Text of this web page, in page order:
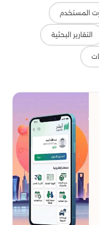
المستخدم
التقارير البحثية